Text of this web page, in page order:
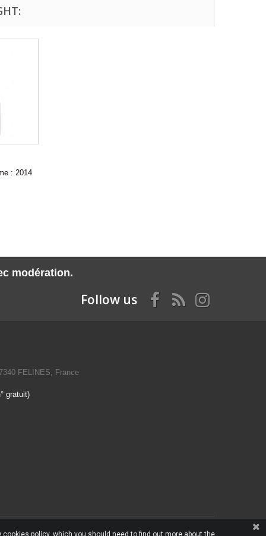
: 2014
modération.
Follow us
FELINES, France
gratuit)
policy, which you should need to find out more about the